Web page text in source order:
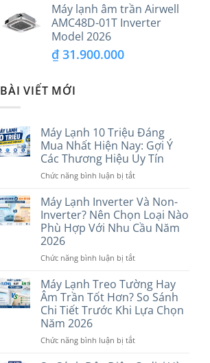
Máy lạnh âm trần Airwell
AMC48D-01T Inverter
Model 2026
₫ 31.900.000
BÀI VIẾT MỚI
Máy Lạnh 10 Triệu Đáng
Mua Nhất Hiện Nay: Gợi Ý
Các Thương Hiệu Uy Tín
Chức năng bình luận bị tắtở
Lạnh
Triệu
Đáng
Nhất
Nay:
Gợi
Ý
Các
Hiệu
Máy Lạnh Inverter Và Non-
Inverter? Nên Chọn Loại Nào
Phù Hợp Với Nhu Cầu Năm
2026
Chức năng bình luận bị tắtở
Lạnh
Inverter
Và
Non-
Nên
Máy Lạnh Treo Tường Hay
Âm Trần Tốt Hơn? So Sánh
Chi Tiết Trước Khi Lựa Chọn
Năm 2026
Chức năng bình luận bị tắtở